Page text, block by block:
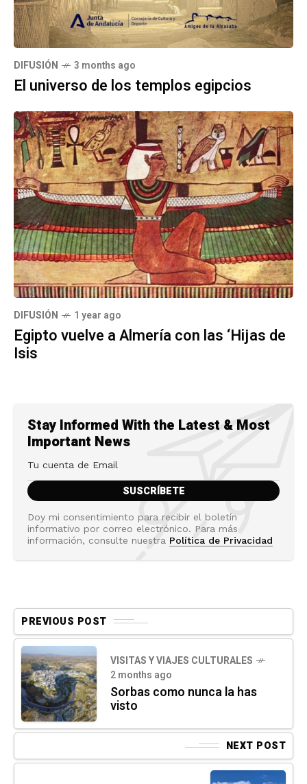
DIFUSIÓN 3 months ago
El universo de los templos egipcios
DIFUSIÓN 1 year ago
Egipto vuelve a Almería con las ‘Hijas de
Isis
Stay Informed With the Latest & Most
Important News
Doy mi consentimiento para recibir el boletín
informativo por correo electrónico. Para más
información, consulte nuestra Política de Privacidad
PREVIOUS POST
VISITAS Y VIAJES CULTURALES
2 months ago
Sorbas como nunca la has
visto
NEXT POST